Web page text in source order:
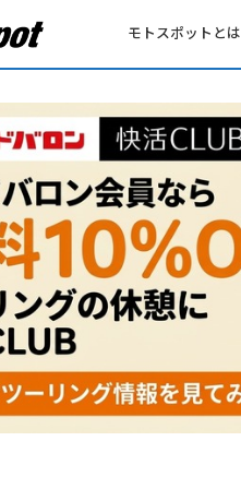
モトスポットとは